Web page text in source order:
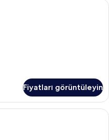
Odada kasa, masa, güneşlik/perde,
Fiyatları görüntüleyin
Cosy Single with Window | Odada